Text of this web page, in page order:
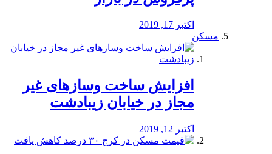
اکتبر 17, 2019
مسکن
افزایش ساخت وسازهای غیر
مجاز در خیابان زیبادشت
اکتبر 12, 2019